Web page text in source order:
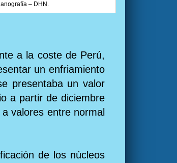
– DHN.
a la coste de Perú,
un enfriamiento
presentaba un valor
a partir de diciembre
valores entre normal
de los núcleos